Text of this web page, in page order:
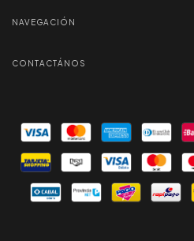
NAVEGACIÓN
CONTACTÁNOS